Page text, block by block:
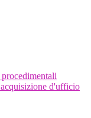
d'ufficio